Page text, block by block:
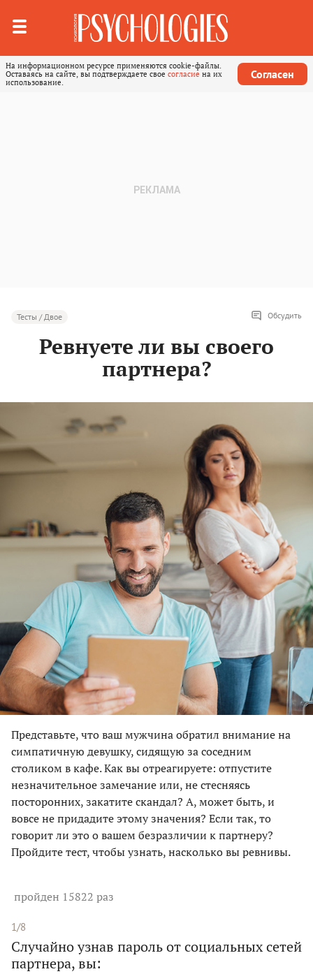
На информационном ресурсе применяются cookie-файлы.
Оставаясь на сайте, вы подтверждаете свое согласие на их
использование.
Согласен
Тесты / Двое Обсудить
Ревнуете ли вы своего
партнера?
Представьте, что ваш мужчина обратил внимание на
симпатичную девушку, сидящую за соседним
столиком в кафе. Как вы отреагируете: отпустите
незначительное замечание или, не стесняясь
посторонних, закатите скандал? А, может быть, и
вовсе не придадите этому значения? Если так, то
говорит ли это о вашем безразличии к партнеру?
Пройдите тест, чтобы узнать, насколько вы ревнивы.
пройден 15822 раз
1/8
Случайно узнав пароль от социальных сетей
партнера, вы: